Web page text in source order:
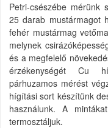
Petri-csészébe mérünk
25 darab mustármagot
fehér mustármag
melynek
és a megfelelő
érzékenységét Cu
párhuzamos mérést
hígítási sort készítünk
használunk. A
termosztáljuk.